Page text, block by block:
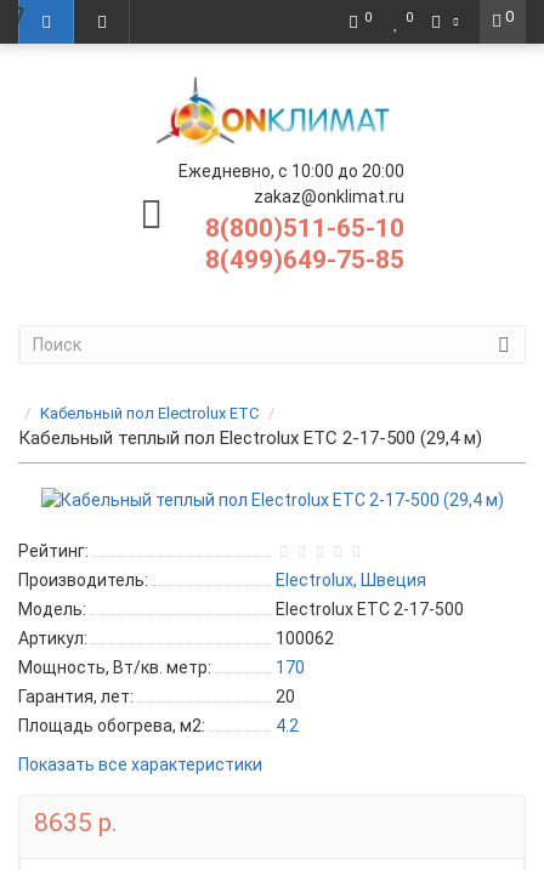
0
0 0
Ежедневно, с 10:00 до 20:00
zakaz@onklimat.ru
8(800)511-65-10
8(499)649-75-85
Кабельный пол Electrolux ETC
Кабельный теплый пол Electrolux ETC 2-17-500 (29,4 м)
Рейтинг:
Производитель:
Electrolux, Швеция
Модель:
Electrolux ETC 2-17-500
Артикул:
100062
Мощность, Вт/кв. метр:
170
Гарантия, лет:
20
Площадь обогрева, м2:
4.2
Показать все характеристики
8635 р.